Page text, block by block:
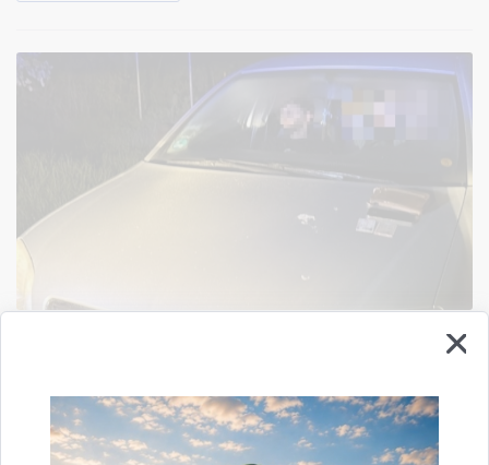
16. maijā un 18. maijā Augšdaugavas un Krāslavas novados aizturēti divi
nelikumīgi valsts robežu šķērsojušu personu pārvadātāji. Sestdien, 16. maijā,
Valsts policijas amatpersonas uz autoceļa…